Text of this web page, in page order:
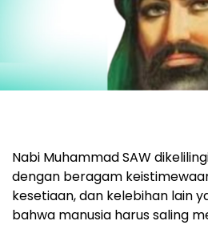
Nabi Muhammad SAW
dengan beragam
kesetiaan, dan kelebihan lain
bahwa manusia harus saling